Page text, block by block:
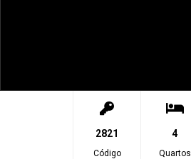
2821
Código
4
Quartos